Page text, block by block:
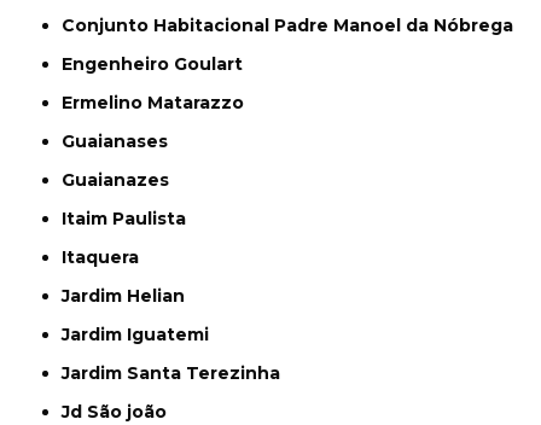
Conjunto Habitacional Padre Manoel da Nóbrega
Engenheiro Goulart
Ermelino Matarazzo
Guaianases
Guaianazes
Itaim Paulista
Itaquera
Jardim Helian
Jardim Iguatemi
Jardim Santa Terezinha
Jd São joão